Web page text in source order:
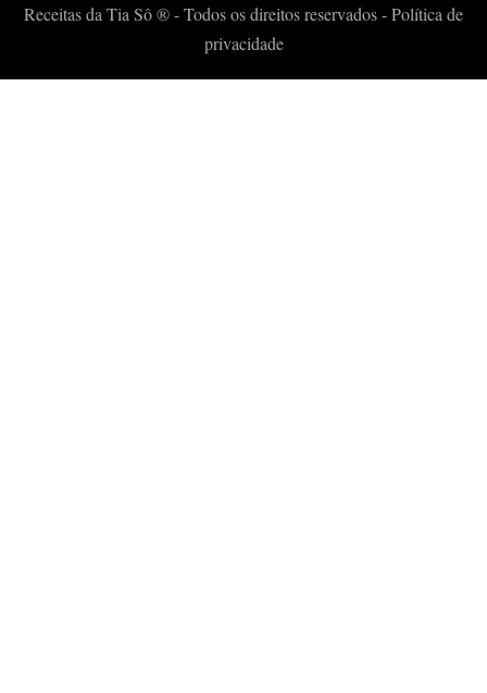
Receitas da Tia Sô ® - Todos os direitos reservados -Política de
privacidade